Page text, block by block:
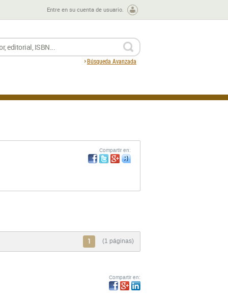
Entre en su cuenta de usuario.
Búsqueda Avanzada
Compartir en:
1 (1 páginas)
Compartir en: